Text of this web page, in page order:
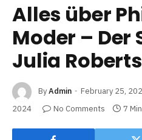
Alles über
Moder – Der
Julia Roberts
ByAdmin February 25,
2024
No Comments 7